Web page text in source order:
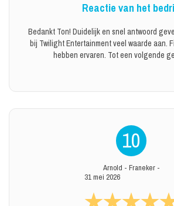
Reactie van het
Bedankt Ton! Duidelijk en snel antwoord
bij Twilight Entertainment veel waarde aan.
hebben ervaren. Tot een volgende
10
Arnold - Franeker -
31 mei 2026